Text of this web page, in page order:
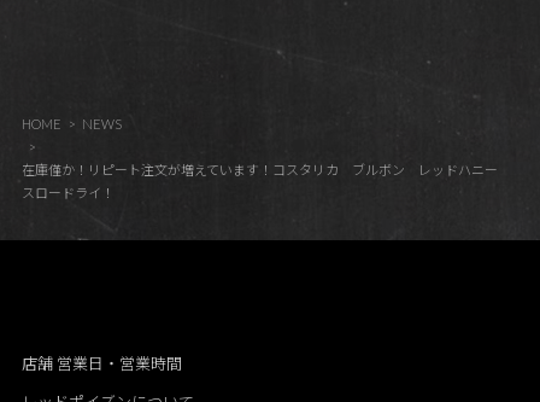
HOME NEWS
在庫僅か！リピート注文が増えています！コスタリカ ブルボン レッドハニー
スロードライ！
店舗 営業日・営業時間